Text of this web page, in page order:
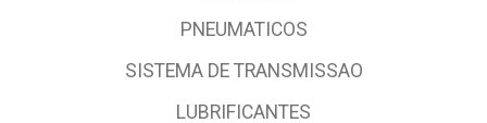
PNEUMATICOS
SISTEMA DE TRANSMISSAO
LUBRIFICANTES